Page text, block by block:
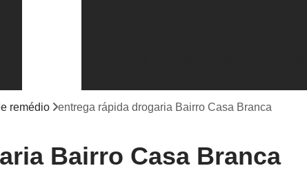
Entrega Expressa Roupa
Entrega
Entrega Rápida de Farmácia
remédio entrega rápida drogaria Bairro Casa Branca
Bairro Casa Branca